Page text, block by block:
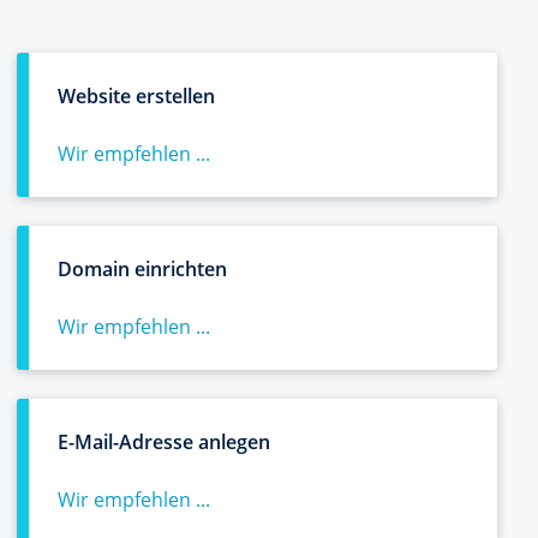
Website erstellen
Wir empfehlen ...
Domain einrichten
Wir empfehlen ...
E-Mail-Adresse anlegen
Wir empfehlen ...